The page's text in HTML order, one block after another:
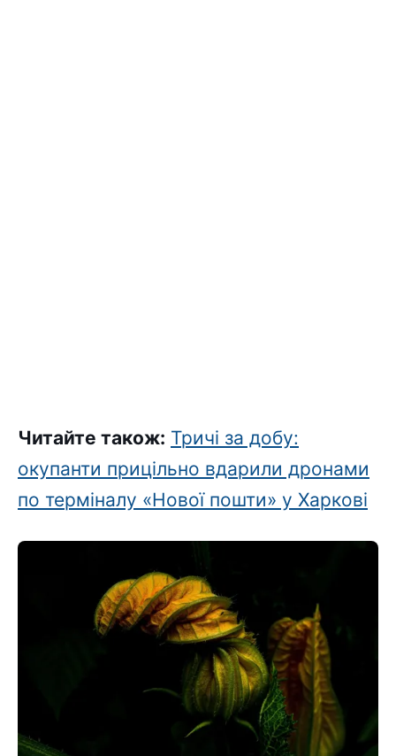
Читайте також: Тричі за добу:
окупанти прицільно вдарили дронами
по терміналу «Нової пошти» у Харкові